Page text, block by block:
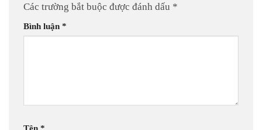
Các trường bắt buộc được đánh dấu *
Bình luận *
Tên *